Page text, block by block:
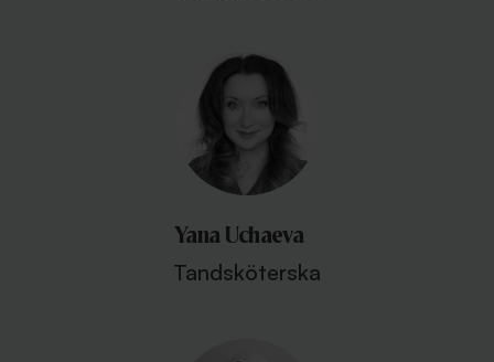
Yana Uchaeva
Tandsköterska